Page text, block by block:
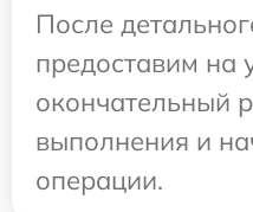
После
предоставим на
окончательный
выполнения и
операции.